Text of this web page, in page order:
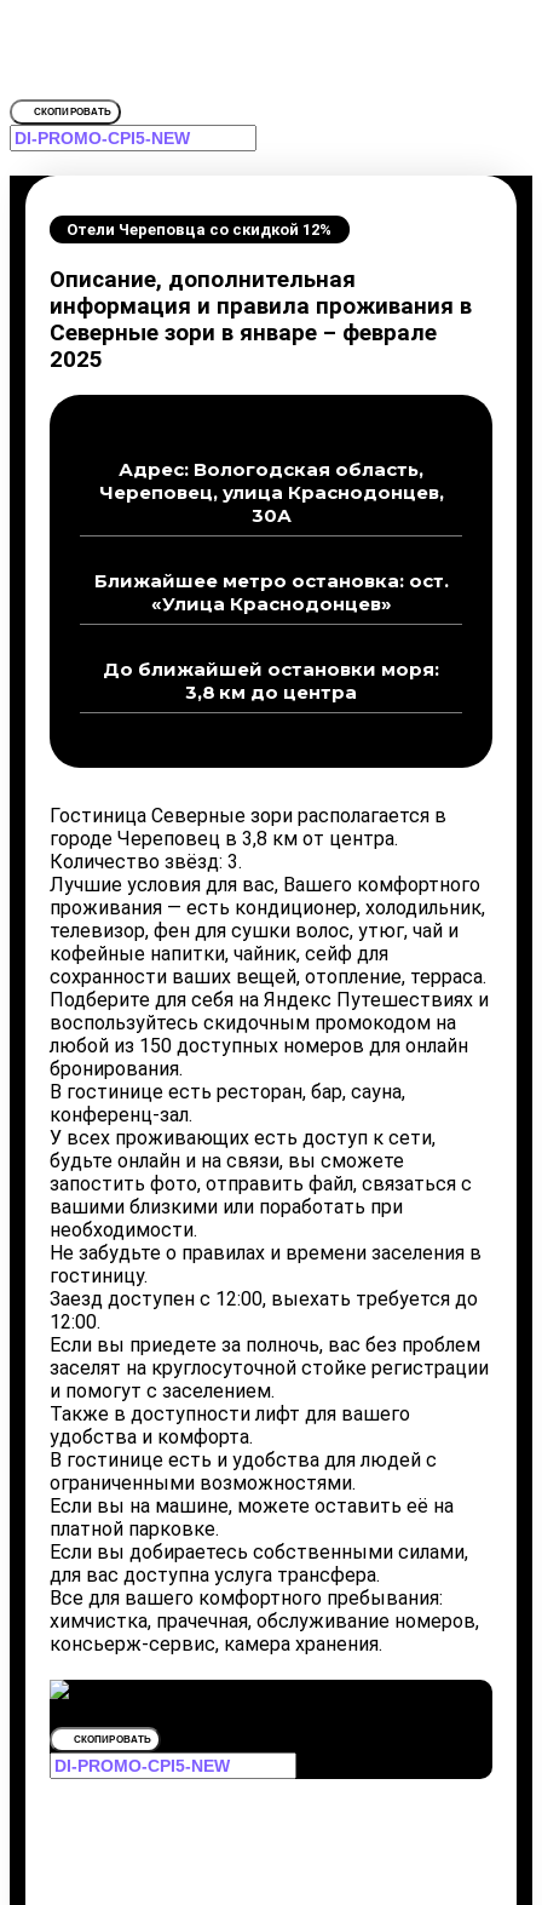
СКОПИРОВАТЬ
Отели Череповца со скидкой 12%
Описание, дополнительная
информация и правила проживания в
Северные зори в январе – феврале
2025
Адрес: Вологодская область,
Череповец, улица Краснодонцев,
30А
Ближайшее метро остановка: ост.
«Улица Краснодонцев»
До ближайшей остановки моря:
3,8 км до центра
Гостиница Северные зори располагается в
городе Череповец в 3,8 км от центра.
Количество звёзд: 3.
Лучшие условия для вас, Вашего комфортного
проживания — есть кондиционер, холодильник,
телевизор, фен для сушки волос, утюг, чай и
кофейные напитки, чайник, сейф для
сохранности ваших вещей, отопление, терраса.
Подберите для себя на Яндекс Путешествиях и
воспользуйтесь скидочным промокодом на
любой из 150 доступных номеров для онлайн
бронирования.
В гостинице есть ресторан, бар, сауна,
конференц-зал.
У всех проживающих есть доступ к сети,
будьте онлайн и на связи, вы сможете
запостить фото, отправить файл, связаться с
вашими близкими или поработать при
необходимости.
Не забудьте о правилах и времени заселения в
гостиницу.
Заезд доступен с 12:00, выехать требуется до
12:00.
Если вы приедете за полночь, вас без проблем
заселят на круглосуточной стойке регистрации
и помогут с заселением.
Также в доступности лифт для вашего
удобства и комфорта.
В гостинице есть и удобства для людей с
ограниченными возможностями.
Если вы на машине, можете оставить её на
платной парковке.
Если вы добираетесь собственными силами,
для вас доступна услуга трансфера.
Все для вашего комфортного пребывания:
химчистка, прачечная, обслуживание номеров,
консьерж-сервис, камера хранения.
СКОПИРОВАТЬ